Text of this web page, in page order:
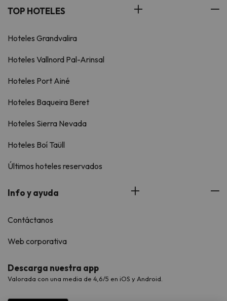
TOP HOTELES
Hoteles Grandvalira
Hoteles Vallnord Pal-Arinsal
Hoteles Port Ainé
Hoteles Baqueira Beret
Hoteles Sierra Nevada
Hoteles Boí Taüll
Últimos hoteles reservados
Info y ayuda
Contáctanos
Web corporativa
Descarga nuestra app
Valorada con una media de 4,6/5 en iOS y Android.